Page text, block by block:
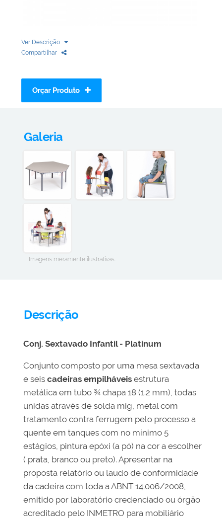
Ver Descrição
Compartilhar
Orçar Produto
Galeria
Imagens meramente ilustrativas.
Descrição
Conj. Sextavado Infantil - Platinum
Conjunto composto por uma mesa sextavada
e seiscadeiras empilháveis estrutura
metálica em tubo ¾ chapa 18 (1.2 mm), todas
unidas através de solda mig, metal com
tratamento contra ferrugem pelo processo a
quente em tanques com no mínimo 5
estágios, pintura epóxi (a pó) na cor a escolher
( prata, branco ou preto). Apresentar na
proposta relatório ou laudo de conformidade
da cadeira com toda a ABNT 14.006/2008,
emitido por laboratório credenciado ou órgão
acreditado pelo INMETRO para mobiliário